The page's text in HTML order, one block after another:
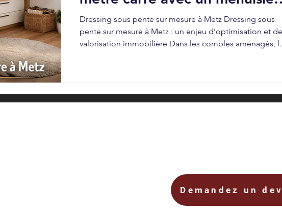
local
Dressing sous pente sur mesure à Metz Dressing sous
pente sur mesure à Metz : un enjeu d’optimisation et de
valorisation immobilière Dans les combles aménagés,
véritables zones de rangement stratégiques. Faire
un menuisier à Metz pour concevoir un dressing sous
Demandez un